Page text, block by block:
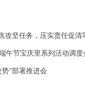
攻坚任务，压实责任促清
午节宝庆里系列活动调度
”部署推进会